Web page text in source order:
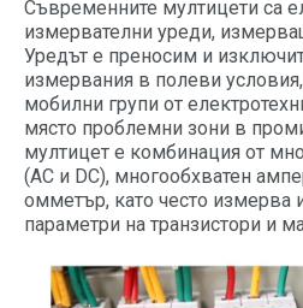
Съвременните мултицети са
измервателни уреди,
Уредът е преносим и
измервания в полеви
мобилни групи от
място проблемни зони в
мултицет е комбинация от
(AC и DC), многообхватен
омметър, като често измерва
параметри на транзистори и